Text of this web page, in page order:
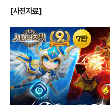
[사진자료]